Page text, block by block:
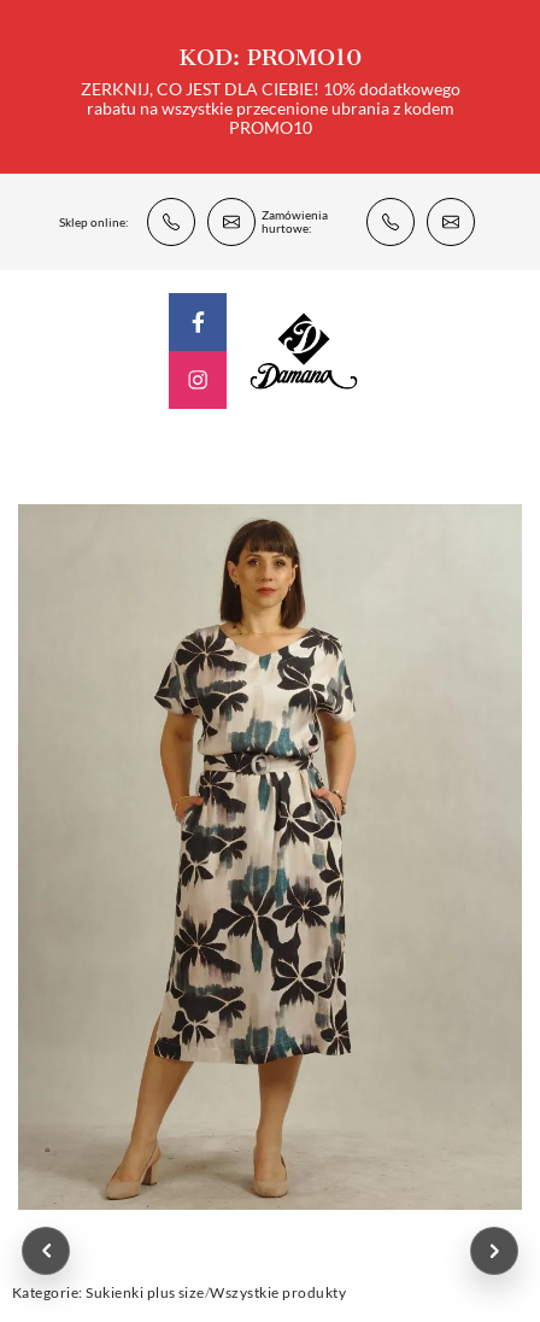
KOD: PROMO10
ZERKNIJ, CO JEST DLA CIEBIE! 10% dodatkowego
rabatu na wszystkie przecenione ubrania z kodem
PROMO10
Sklep online:
Zamówienia
hurtowe:
Kategorie: Sukienki plus size/Wszystkie produkty